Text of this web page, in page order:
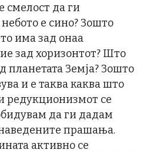
смелост да ги
е сино? Зошто
има зад онаа
зад хоризонтот? Што
планетата Земја? Зошто
и е таква каква што
редукционизмот се
да ги дадам
прашања.
активно се